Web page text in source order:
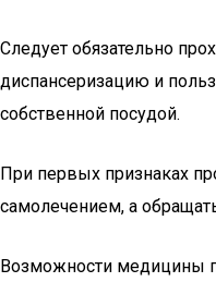
Следует обязательно
диспансеризацию и
собственной посудой.
При первых признаках
самолечением, а
Возможности медицины